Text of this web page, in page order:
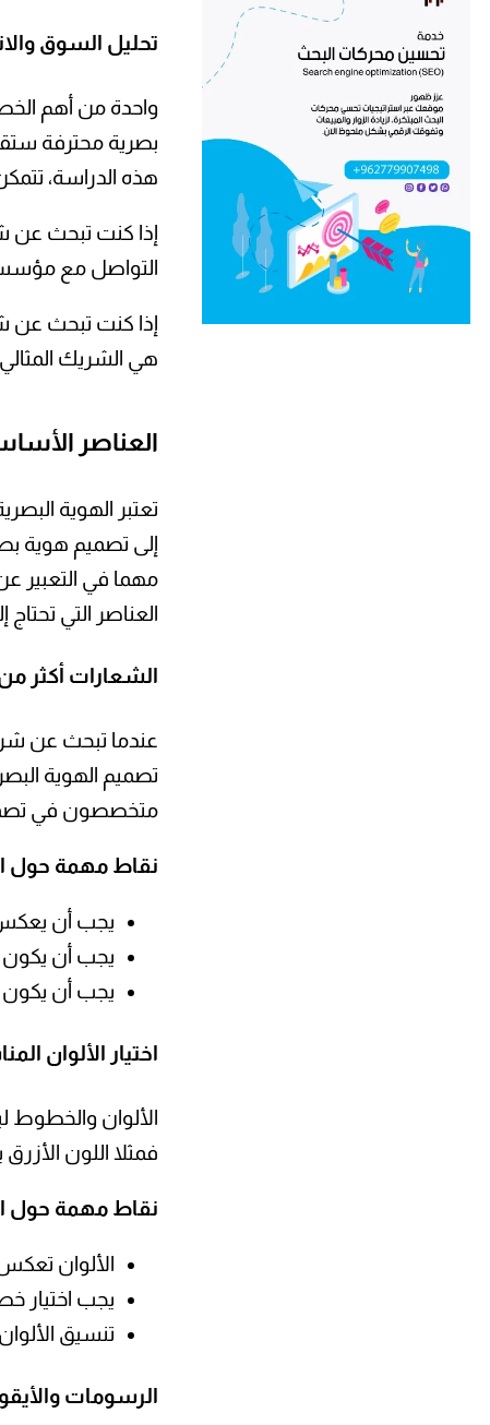
تحليل السوق
واحدة من أهم
بصرية محترفة
هذه الدراسة،
إذا كنت تبحث عن
التواصل مع
إذا كنت تبحث عن
هي الشريك
العناصر
تعتبر الهوية
إلى تصميم هوية
مهما في التعبير
العناصر التي
الشعارات أكثر
عندما تبحث عن
تصميم الهوية
متخصصون في
نقاط مهمة حول
يجب أن يعكس
يجب أن يكون
يجب أن يكون
اختيار الألوان
الألوان والخطوط
فمثلا اللون
نقاط مهمة حول
الألوان تعكس
يجب اختيار
تنسيق
الرسومات